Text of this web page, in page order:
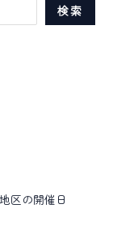
検索
区の開催日